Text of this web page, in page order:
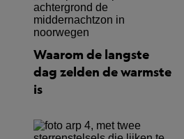
Waarom de langste
dag zelden de warmste
is